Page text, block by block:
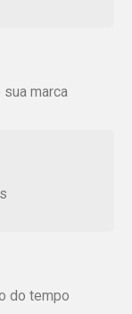
marca
do tempo